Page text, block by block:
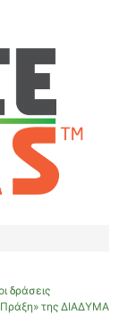
δράσεις
της ΔΙΑΔΥΜΑ